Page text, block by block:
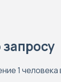
1 человека